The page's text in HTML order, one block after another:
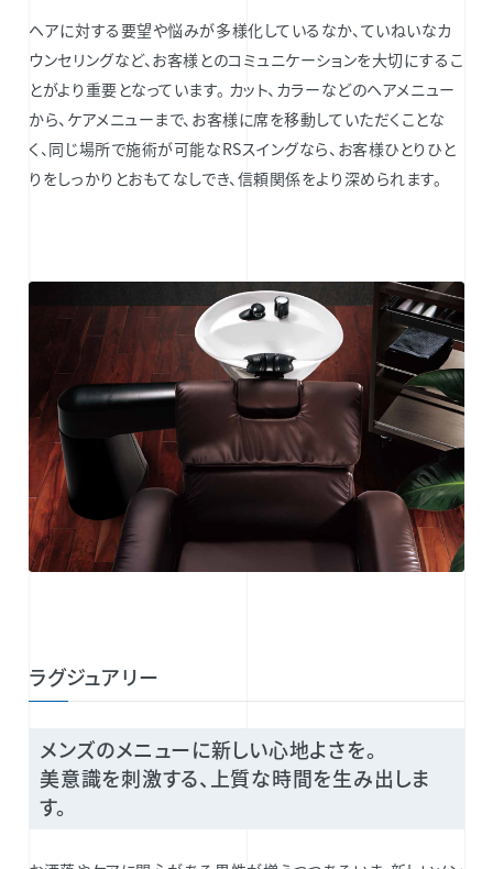
ヘアに対する要望や悩みが多様化しているなか、ていねいなカ
ウンセリングなど、お客様とのコミュニケーションを大切にするこ
とがより重要となっています。 カット、カラーなどのヘアメニュー
から、ケアメニューまで、お客様に席を移動していただくことな
く、同じ場所で施術が可能なRSスイングなら、お客様ひとりひと
りをしっかりとおもてなしでき、信頼関係をより深められます。
ラグジュアリー
メンズのメニューに新しい心地よさを。
美意識を刺激する、上質な時間を生み出しま
す。